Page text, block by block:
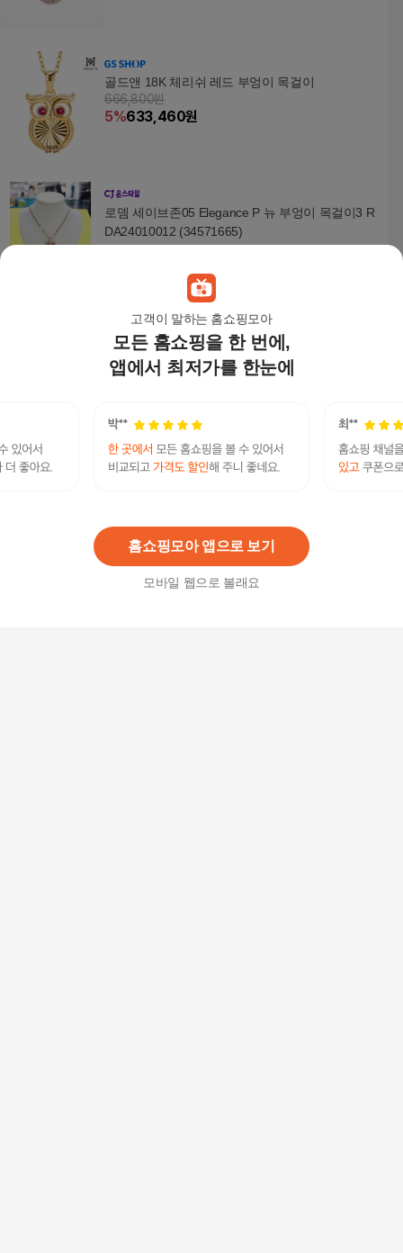
고객이 말하는 홈쇼핑모아
모든 홈쇼핑을 한 번에,
앱에서 최저가를 한눈에
홈쇼핑모아 앱으로 보기
모바일 웹으로 볼래요
골드앤 18K 체리쉬 레드 부엉이 목걸이
666,800원
5%633,460원
로뎀 세이브존05 Elegance P 뉴 부엉이 목걸이3 R
DA24010012 (34571665)
[롯데백화점][카루치]크리스탈 부엉이 목걸이
10,620원
[메리그린] 부엉이 패션 플럼 큐빅 아울 목걸이